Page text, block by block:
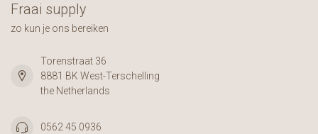
Fraai supply
zo kun je ons bereiken
Torenstraat 36
8881 BK West-Terschelling
the Netherlands
0562 45 0936